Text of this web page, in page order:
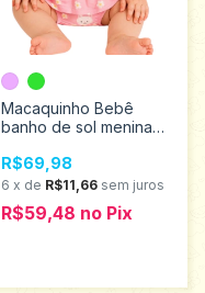
Macaquinho Bebê
banho de sol menina
1001116
R$69,98
6 x de R$11,66 sem juros
R$59,48 no Pix